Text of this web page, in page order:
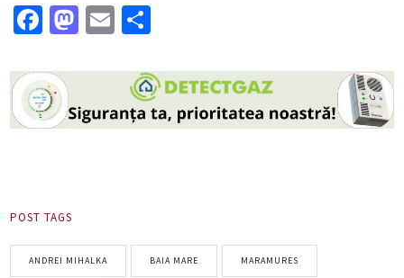
Facebook
Mastodon
Email
POST TAGS
ANDREI MIHALKA BAIA MARE MARAMURES